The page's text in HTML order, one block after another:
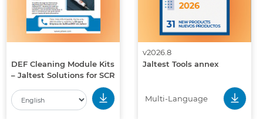
DEF Cleaning Module Kits
– Jaltest Solutions for SCR
v2026.8
Jaltest Tools annex
Multi-Language